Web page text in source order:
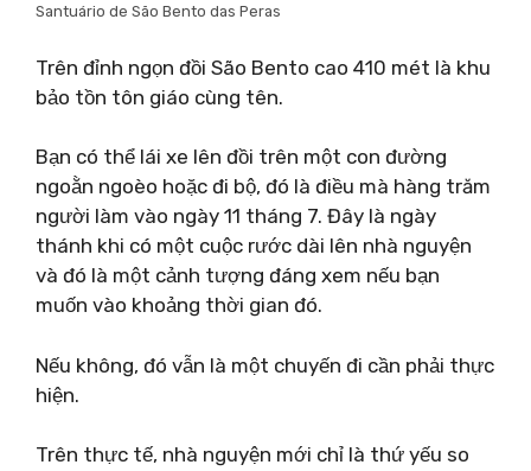
Santuário de São Bento das Peras
Trên đỉnh ngọn đồi São Bento cao 410 mét là khu
bảo tồn tôn giáo cùng tên.
Bạn có thể lái xe lên đồi trên một con đường
ngoằn ngoèo hoặc đi bộ, đó là điều mà hàng trăm
người làm vào ngày 11 tháng 7. Đây là ngày
thánh khi có một cuộc rước dài lên nhà nguyện
và đó là một cảnh tượng đáng xem nếu bạn
muốn vào khoảng thời gian đó.
Nếu không, đó vẫn là một chuyến đi cần phải thực
hiện.
Trên thực tế, nhà nguyện mới chỉ là thứ yếu so